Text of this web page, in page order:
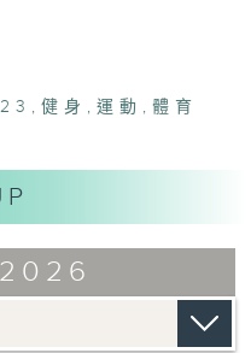
,健身 ,運動 ,體育
2026